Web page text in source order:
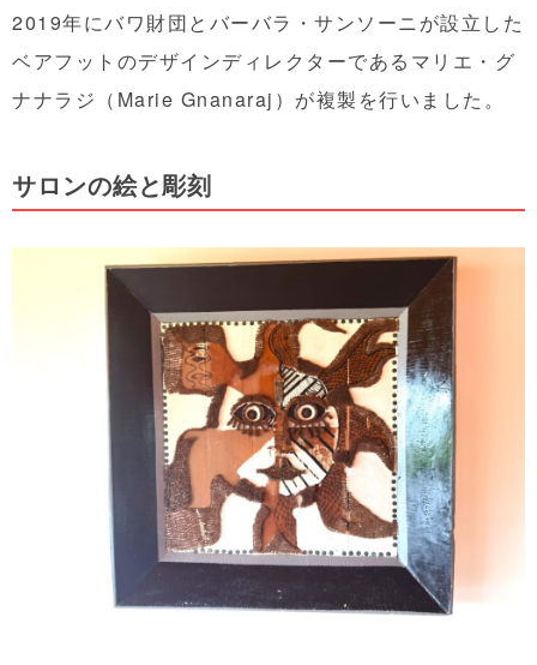
2019年にバワ財団とバーバラ・サンソーニが設立した
ベアフットのデザインディレクターであるマリエ・グ
ナナラジ（Marie Gnanaraj）が複製を行いました。
サロンの絵と彫刻